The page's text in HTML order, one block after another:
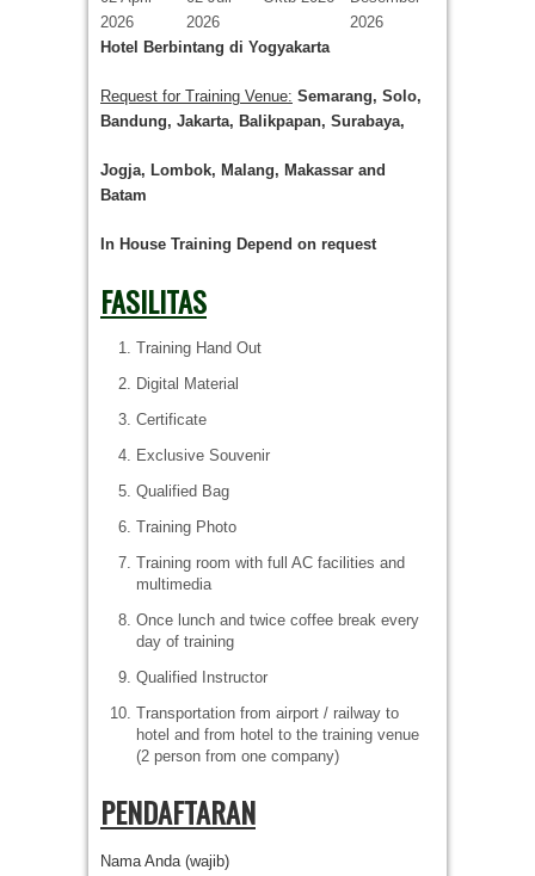
2026
2026
2026
Hotel
Berbintang di Yogyakarta
Request for Training Venue: Semarang, Solo,
Bandung, Jakarta, Balikpapan, Surabaya,
Jogja, Lombok, Malang, Makassar and
Batam
In House Training Depend on request
FASILITAS
Training Hand Out
Digital Material
Certificate
Exclusive Souvenir
Qualified Bag
Training Photo
Training room with full AC facilities and
multimedia
Once lunch and twice coffee break every
day of training
Qualified Instructor
Transportation from airport / railway to
hotel and from hotel to the training venue
(2 person from one company)
PENDAFTARAN
Nama Anda (wajib)